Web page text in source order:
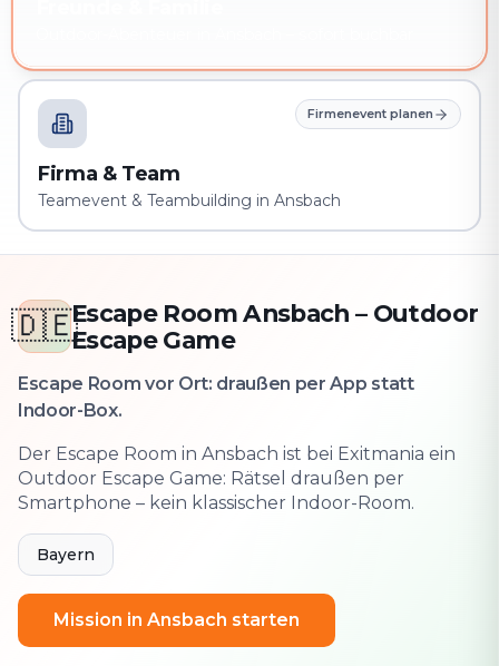
Firmenevent planen
Firma & Team
Teamevent & Teambuilding in Ansbach
🇩🇪Escape Room Ansbach – Outdoor
Escape Game
Escape Room vor Ort: draußen per App statt
Indoor-Box.
Der Escape Room in Ansbach ist bei Exitmania ein
Outdoor Escape Game: Rätsel draußen per
Smartphone – kein klassischer Indoor-Room.
Bayern
Mission in Ansbach starten